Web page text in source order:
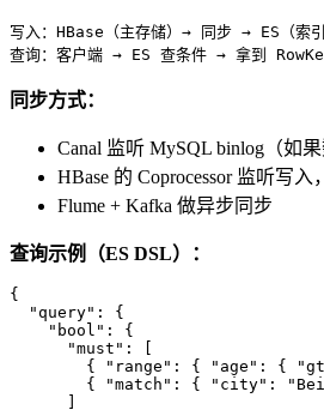
写入：HBase（主存储）→ 同步 → ES （索
查询：客户端 → ES 查条件 → 拿到
同步方式：
Canal 监听 MySQL binlog（如
HBase 的 Coprocessor 监听写入
Flume + Kafka 做异步同步
查询示例（ES DSL）：
{
"query" :
{
"bool" :
{
"must" :
{
"range" : { "age" : {
{
"match" : { "city" :